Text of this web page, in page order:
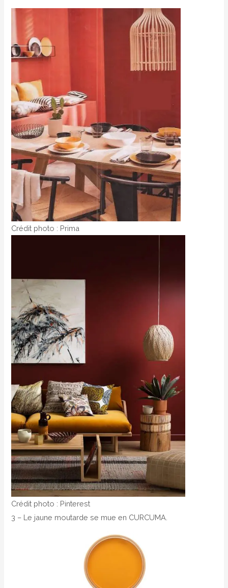
Crédit photo : Prima
Crédit photo : Pinterest
3 – Le jaune moutarde se mue en CURCUMA.